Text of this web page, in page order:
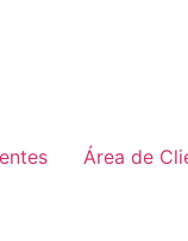
Área de